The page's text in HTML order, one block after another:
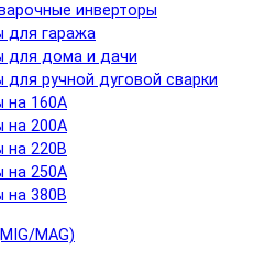
инверторы
для гаража
для дома и дачи
ручной дуговой сварки
на 160А
на 200А
на 220В
на 250А
на 380В
MAG)